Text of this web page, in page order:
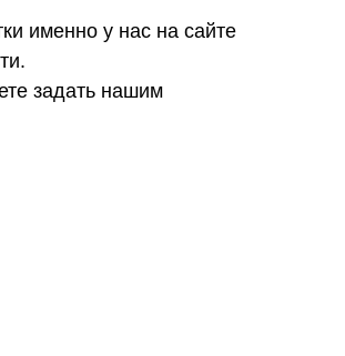
именно у нас на сайте
задать нашим